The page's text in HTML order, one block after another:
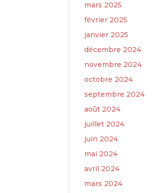
mars 2025
février 2025
janvier 2025
décembre 2024
novembre 2024
octobre 2024
septembre 2024
août 2024
juillet 2024
juin 2024
mai 2024
avril 2024
mars 2024